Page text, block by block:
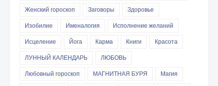
Женский гороскоп
Заговоры
Здоровье
Изобилие
Именалогия
Исполнение желаний
Исцеление
Йога Карма Книги
Красота
ЛУННЫЙ КАЛЕНДАРЬ
ЛЮБОВЬ
Любовный гороскоп
МАГНИТНАЯ БУРЯ
Магия